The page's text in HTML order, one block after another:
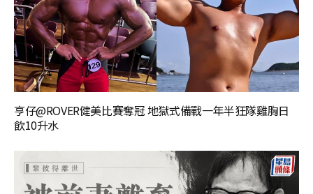
亨仔@ROVER健美比賽奪冠 地獄式備戰一年半狂隊雞胸日
飲10升水